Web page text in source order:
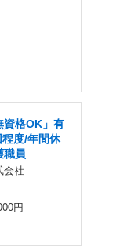
資格OK」有
度/年間休
職員
会社
円